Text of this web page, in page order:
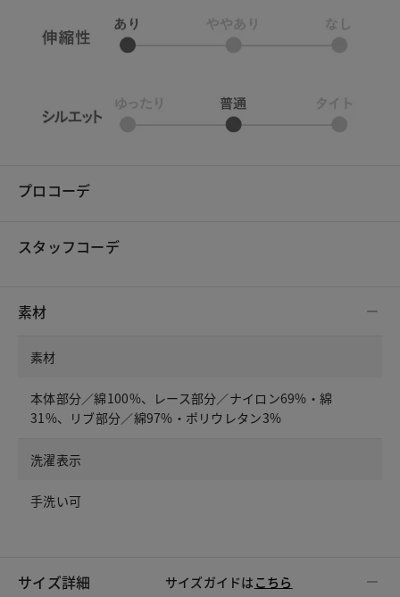
プロコーデ
スタッフコーデ
素材
素材
本体部分／綿100%、レース部分／ナイロン69%・綿
31%、リブ部分／綿97%・ポリウレタン3%
洗濯表示
手洗い可
サイズ詳細 サイズガイドは こちら